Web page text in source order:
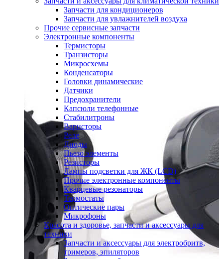
Запчасти для кондиционеров
Запчасти для увлажнителей воздуха
Прочие сервисные запчасти
Электронные компоненты
Термисторы
Транзисторы
Микросхемы
Конденсаторы
Головки динамические
Датчики
Предохранители
Капсюли телефонные
Стабилитроны
Варисторы
Реле
Диоды
Пьезо элементы
Резисторы
Лампы подсветки для ЖК (LCD)
Прочие электронные компоненты
Кварцевые резонаторы
Термостаты
Оптические пары
Микрофоны
Красота и здоровье, запчасти и аксессуары для
техники
Запчасти и аксессуары для электробритв,
тримеров, эпиляторов